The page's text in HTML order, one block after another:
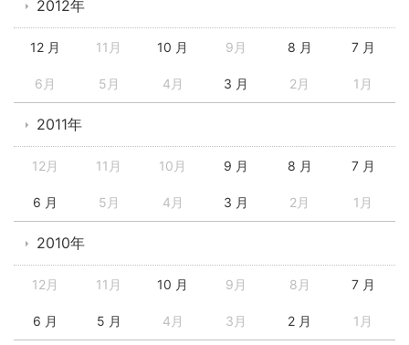
2012年
12 月 11月 10 月 9月 8 月 7 月
6月 5月 4月 3 月 2月 1月
2011年
12月 11月 10月 9 月 8 月 7 月
6 月 5月 4月 3 月 2月 1月
2010年
12月 11月 10 月 9月 8月 7 月
6 月 5 月 4月 3月 2 月 1月